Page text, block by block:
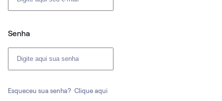
Senha
Esqueceu sua senha? Clique aqui